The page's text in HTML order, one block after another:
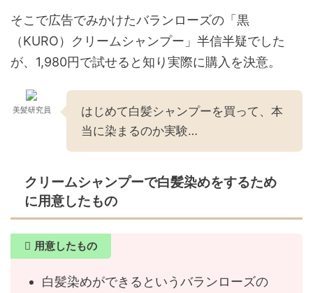
そこで広告でみかけたバランローズの「黒
（KURO）クリームシャンプー」半信半疑でした
が、1,980円で試せると知り実際に購入を決意。
美髪研究員
はじめて白髪シャンプーを買って、本
当に染まるのか実験…
クリームシャンプーで白髪染めをするため
に用意したもの
用意したもの
白髪染めができるというバランローズの